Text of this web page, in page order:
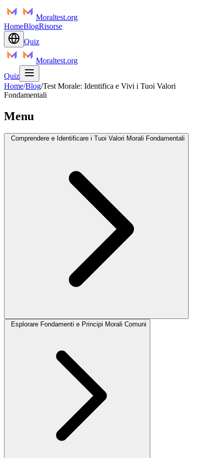
Moraltest.org
HomeBlogRisorse
Quiz
Moraltest.org
Quiz
Home/Blog/Test Morale: Identifica e Vivi i Tuoi Valori
Fondamentali
Menu
Comprendere e Identificare i Tuoi Valori Morali Fondamentali
Esplorare Fondamenti e Principi Morali Comuni